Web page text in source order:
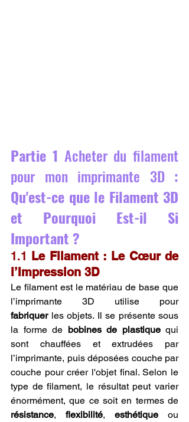
Partie 1 Acheter du filament
pour mon imprimante 3D :
Qu'est-ce que le Filament 3D
et Pourquoi Est-il Si
Important ?
1.1 Le Filament : Le Cœur de
l’Impression 3D
Le filament est le matériau de base que
l’imprimante 3D utilise pour
fabriquer les objets. Il se présente sous
la forme de bobines de plastique qui
sont chauffées et extrudées par
l’imprimante, puis déposées couche par
couche pour créer l'objet final. Selon le
type de filament, le résultat peut varier
résistance, flexibilité, esthétique